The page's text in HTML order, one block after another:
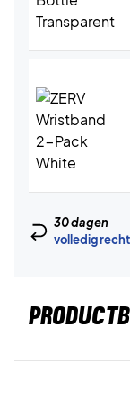
30 dagen
volledig